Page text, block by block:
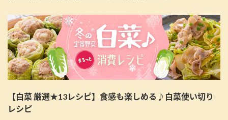
【白菜 厳選★13レシピ】食感も楽しめる♪白菜使い切り
レシピ